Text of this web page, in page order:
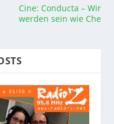
Cine: Conducta – Wir
werden sein wie Che